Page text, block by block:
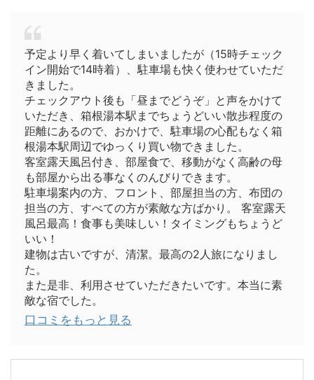
予定より早く着いてしまいましたが（15時チェック
イン開始で14時着）、駐車場も快く使わせていただ
きました。
チェックアウト後も「昼までどうぞ」と声をかけて
いただき、箱根湯本駅までちょうどいい散歩程度の
距離にあるので、おかけで、駐車場の心配もなく箱
根湯本駅周辺でゆっくり買い物できました。
客室露天風呂付き、部屋食で、移動がなく高齢の母
も部屋から出る事なくのんびりできます。
駐車場案内の方、フロント、部屋担当の方、布団の
担当の方、すべての方が素敵な方ばかり。 客室露天
風呂最高！食事も美味しい！タイミングもちょうど
いい！
建物は古いですが、清潔。最高の2人旅になりまし
た。
また是非、利用させていただきたいです。本当に素
敵な宿でした。
口コミをもっと見る